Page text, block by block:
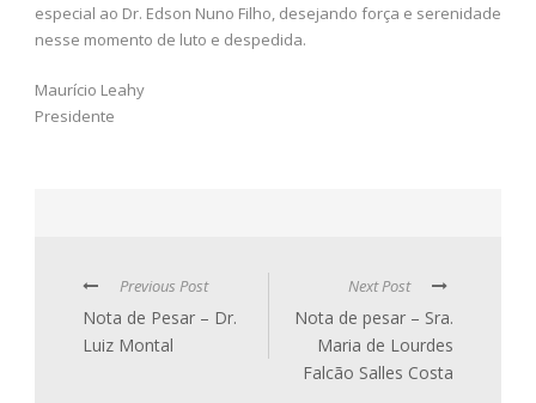
especial ao Dr. Edson Nuno Filho, desejando força e serenidade
nesse momento de luto e despedida.
Maurício Leahy
Presidente
Previous Post
Nota de Pesar – Dr.
Luiz Montal
Next Post
Nota de pesar – Sra.
Maria de Lourdes
Falcão Salles Costa